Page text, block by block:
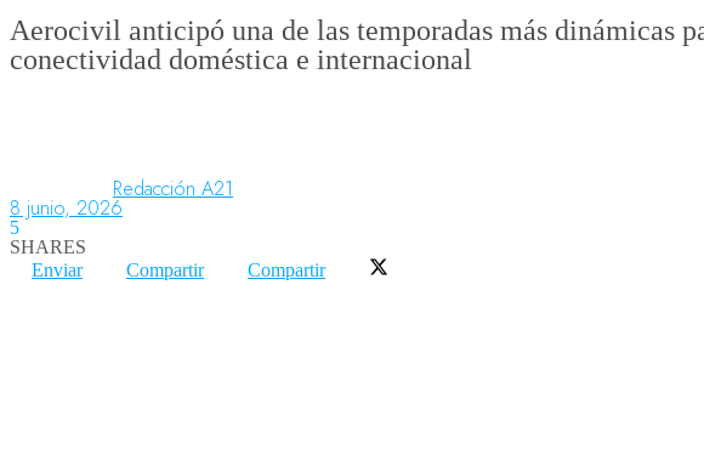
Aeronáutica
Columnistas
Aerocivil anticipó una de las temporadas más dinámicas
conectividad doméstica e internacional
Redacción A21
8 junio, 2026
5
SHARES
Enviar
Compartir Compartir